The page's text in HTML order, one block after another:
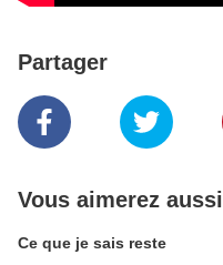
Partager
Vous aimerez aussi
Ce que je sais reste